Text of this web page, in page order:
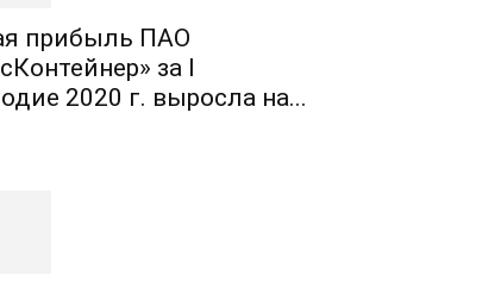
прибыль ПАО
за I
2020 г. выросла на...